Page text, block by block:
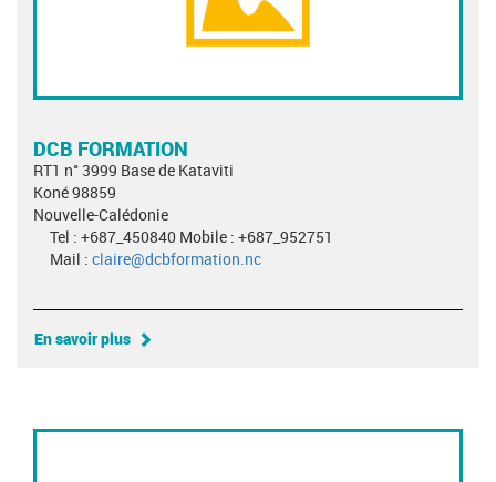
DCB FORMATION
RT1 n° 3999 Base de Kataviti
Koné 98859
Nouvelle-Calédonie
Tel : +687_450840 Mobile : +687_952751
Mail : claire@dcbformation.nc
En savoir plus